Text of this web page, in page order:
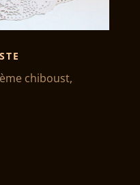
chiboust,